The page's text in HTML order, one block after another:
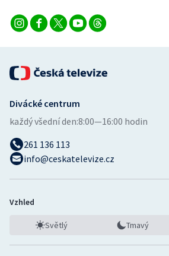
Divácké centrum
každý všední den:8:00—16:00 hodin
261 136 113
info@ceskatelevize.cz
Vzhled
Světlý Tmavý